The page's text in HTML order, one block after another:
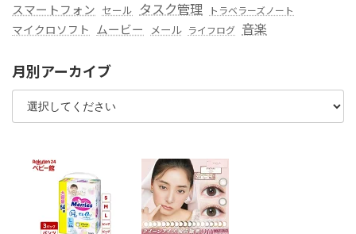
スマートフォン セール タスク管理 トラベラーズノート
マイクロソフト ムービー メール ライフログ 音楽
月別アーカイブ